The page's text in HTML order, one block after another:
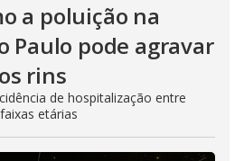
a poluição na
Paulo pode agravar
rins
de hospitalização entre
etárias